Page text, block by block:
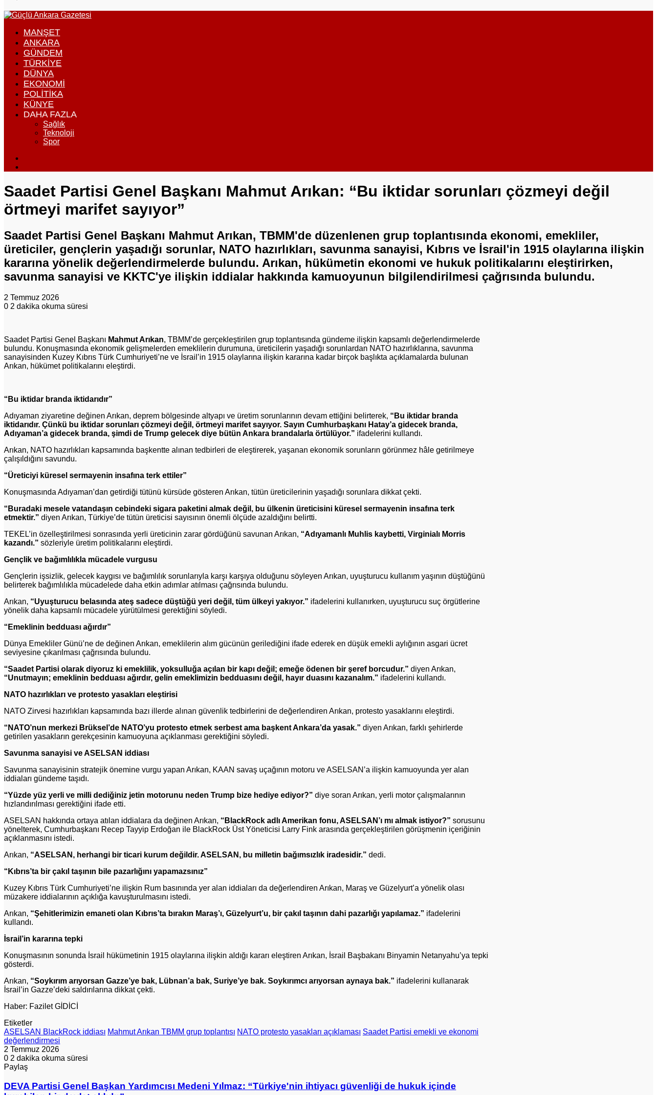
değiştir
MANŞET
ANKARA
GÜNDEM
TÜRKIYE
DÜNYA
EKONOMI
POLITIKA
KÜNYE
DAHA FAZLA
Sağlık
Teknoloji
Spor
Saadet Partisi Genel Başkanı Mahmut Arıkan: “Bu iktidar sorunları çözmeyi değil
örtmeyi marifet sayıyor”
Saadet Partisi Genel Başkanı Mahmut Arıkan, TBMM'de düzenlenen grup toplantısında ekonomi, emekliler,
üreticiler, gençlerin yaşadığı sorunlar, NATO hazırlıkları, savunma sanayisi, Kıbrıs ve İsrail'in 1915 olaylarına ilişkin
kararına yönelik değerlendirmelerde bulundu. Arıkan, hükümetin ekonomi ve hukuk politikalarını eleştirirken,
savunma sanayisi ve KKTC'ye ilişkin iddialar hakkında kamuoyunun bilgilendirilmesi çağrısında bulundu.
2 Temmuz 2026
0 2 dakika okuma süresi
Saadet Partisi Genel Başkanı Mahmut Arıkan, TBMM’de gerçekleştirilen grup toplantısında gündeme ilişkin kapsamlı değerlendirmelerde
bulundu. Konuşmasında ekonomik gelişmelerden emeklilerin durumuna, üreticilerin yaşadığı sorunlardan NATO hazırlıklarına, savunma
sanayisinden Kuzey Kıbrıs Türk Cumhuriyeti’ne ve İsrail’in 1915 olaylarına ilişkin kararına kadar birçok başlıkta açıklamalarda bulunan
Arıkan, hükümet politikalarını eleştirdi.
“Bu iktidar branda iktidarıdır”
Adıyaman ziyaretine değinen Arıkan, deprem bölgesinde altyapı ve üretim sorunlarının devam ettiğini belirterek, “Bu iktidar branda
iktidarıdır. Çünkü bu iktidar sorunları çözmeyi değil, örtmeyi marifet sayıyor. Sayın Cumhurbaşkanı Hatay’a gidecek branda,
Adıyaman’a gidecek branda, şimdi de Trump gelecek diye bütün Ankara brandalarla örtülüyor.” ifadelerini kullandı.
Arıkan, NATO hazırlıkları kapsamında başkentte alınan tedbirleri de eleştirerek, yaşanan ekonomik sorunların görünmez hâle getirilmeye
çalışıldığını savundu.
“Üreticiyi küresel sermayenin insafına terk ettiler”
Konuşmasında Adıyaman’dan getirdiği tütünü kürsüde gösteren Arıkan, tütün üreticilerinin yaşadığı sorunlara dikkat çekti.
“Buradaki mesele vatandaşın cebindeki sigara paketini almak değil, bu ülkenin üreticisini küresel sermayenin insafına terk
etmektir.” diyen Arıkan, Türkiye’de tütün üreticisi sayısının önemli ölçüde azaldığını belirtti.
TEKEL’in özelleştirilmesi sonrasında yerli üreticinin zarar gördüğünü savunan Arıkan, “Adıyamanlı Muhlis kaybetti, Virginialı Morris
kazandı.” sözleriyle üretim politikalarını eleştirdi.
Gençlik ve bağımlılıkla mücadele vurgusu
Gençlerin işsizlik, gelecek kaygısı ve bağımlılık sorunlarıyla karşı karşıya olduğunu söyleyen Arıkan, uyuşturucu kullanım yaşının düştüğünü
belirterek bağımlılıkla mücadelede daha etkin adımlar atılması çağrısında bulundu.
Arıkan, “Uyuşturucu belasında ateş sadece düştüğü yeri değil, tüm ülkeyi yakıyor.” ifadelerini kullanırken, uyuşturucu suç örgütlerine
yönelik daha kapsamlı mücadele yürütülmesi gerektiğini söyledi.
“Emeklinin bedduası ağırdır”
Dünya Emekliler Günü’ne de değinen Arıkan, emeklilerin alım gücünün gerilediğini ifade ederek en düşük emekli aylığının asgari ücret
seviyesine çıkarılması çağrısında bulundu.
“Saadet Partisi olarak diyoruz ki emeklilik, yoksulluğa açılan bir kapı değil; emeğe ödenen bir şeref borcudur.” diyen Arıkan,
“Unutmayın; emeklinin bedduası ağırdır, gelin emeklimizin bedduasını değil, hayır duasını kazanalım.” ifadelerini kullandı.
NATO hazırlıkları ve protesto yasakları eleştirisi
NATO Zirvesi hazırlıkları kapsamında bazı illerde alınan güvenlik tedbirlerini de değerlendiren Arıkan, protesto yasaklarını eleştirdi.
“NATO’nun merkezi Brüksel’de NATO’yu protesto etmek serbest ama başkent Ankara’da yasak.” diyen Arıkan, farklı şehirlerde
getirilen yasakların gerekçesinin kamuoyuna açıklanması gerektiğini söyledi.
Savunma sanayisi ve ASELSAN iddiası
Savunma sanayisinin stratejik önemine vurgu yapan Arıkan, KAAN savaş uçağının motoru ve ASELSAN’a ilişkin kamuoyunda yer alan
iddiaları gündeme taşıdı.
“Yüzde yüz yerli ve milli dediğiniz jetin motorunu neden Trump bize hediye ediyor?” diye soran Arıkan, yerli motor çalışmalarının
hızlandırılması gerektiğini ifade etti.
ASELSAN hakkında ortaya atılan iddialara da değinen Arıkan, “BlackRock adlı Amerikan fonu, ASELSAN’ı mı almak istiyor?” sorusunu
yönelterek, Cumhurbaşkanı Recep Tayyip Erdoğan ile BlackRock Üst Yöneticisi Larry Fink arasında gerçekleştirilen görüşmenin içeriğinin
açıklanmasını istedi.
Arıkan, “ASELSAN, herhangi bir ticari kurum değildir. ASELSAN, bu milletin bağımsızlık iradesidir.” dedi.
“Kıbrıs’ta bir çakıl taşının bile pazarlığını yapamazsınız”
Kuzey Kıbrıs Türk Cumhuriyeti’ne ilişkin Rum basınında yer alan iddiaları da değerlendiren Arıkan, Maraş ve Güzelyurt’a yönelik olası
müzakere iddialarının açıklığa kavuşturulmasını istedi.
Arıkan, “Şehitlerimizin emaneti olan Kıbrıs’ta bırakın Maraş’ı, Güzelyurt’u, bir çakıl taşının dahi pazarlığı yapılamaz.” ifadelerini
kullandı.
İsrail’in kararına tepki
Konuşmasının sonunda İsrail hükümetinin 1915 olaylarına ilişkin aldığı kararı eleştiren Arıkan, İsrail Başbakanı Binyamin Netanyahu’ya tepki
gösterdi.
Arıkan, “Soykırım arıyorsan Gazze’ye bak, Lübnan’a bak, Suriye’ye bak. Soykırımcı arıyorsan aynaya bak.” ifadelerini kullanarak
İsrail’in Gazze’deki saldırılarına dikkat çekti.
Haber: Fazilet GİDİCİ
Etiketler
ASELSAN BlackRock iddiası Mahmut Arıkan TBMM grup toplantısı NATO protesto yasakları açıklaması Saadet Partisi emekli ve ekonomi
değerlendirmesi
2 Temmuz 2026
0 2 dakika okuma süresi
Paylaş
Posta
ile
DEVA
Partisi
DEVA Partisi Genel Başkan Yardımcısı Medeni Yılmaz: “Türkiye'nin ihtiyacı güvenliği de hukuk içinde